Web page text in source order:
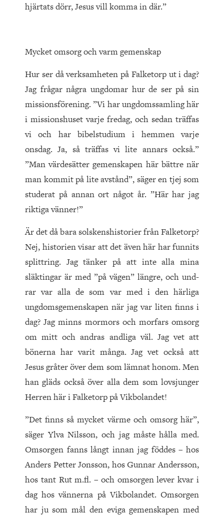
hjärtats dörr, Jesus vill komma in där.”
Mycket omsorg och varm gemenskap
Hur ser då verksamheten på Falketorp ut i dag?
Jag frågar några ungdomar hur de ser på sin
missionsförening. ”Vi har ungdomssamling här
i missionshuset varje fredag, och sedan träffas
vi och har bibelstudium i hemmen varje
onsdag. Ja, så träffas vi lite annars också.”
”Man värdesätter gemenskapen här bättre när
man kommit på lite avstånd”, säger en tjej som
studerat på annan ort något år. ”Här har jag
riktiga vänner!”
Är det då bara solskenshistorier från Falketorp?
Nej, historien visar att det även här har funnits
splittring. Jag tänker på att inte alla mina
släktingar är med ”på vägen” längre, och und­
rar var alla de som var med i den härliga
ungdomsgemenskapen när jag var liten finns i
dag? Jag minns mormors och morfars omsorg
om mitt och andras andliga väl. Jag vet att
bönerna har varit många. Jag vet också att
Jesus gråter över dem som lämnat honom. Men
han gläds också över alla dem som lovsjunger
Herren här i Falketorp på Vikbolandet!
”Det finns så mycket värme och omsorg här”,
säger Ylva Nilsson, och jag måste hålla med.
Omsorgen fanns långt innan jag föddes – hos
Anders Petter Jonsson, hos Gunnar Andersson,
hos tant Rut m.fl. – och omsorgen lever kvar i
dag hos vännerna på Vikbolandet. Omsorgen
har ju som mål den eviga gemenskapen med